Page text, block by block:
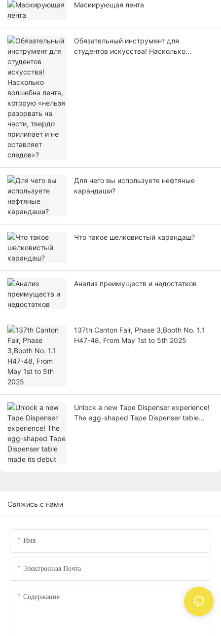
Маскирующая лента
Обязательный инструмент для
студентов искусства! Насколько
Для чего вы используете нефтяные
карандаши?
Что такое шелковистый карандаш?
Анализ преимуществ и недостатков
137th Canton Fair, Phase 3,Booth No. 1.1
H47-48, From May 1st to 5th 2025
Unlock a new Tape Dispenser experience!
The egg-shaped Tape Dispenser table
Свяжись с нами
Имя
Электронная Почта
Содержание